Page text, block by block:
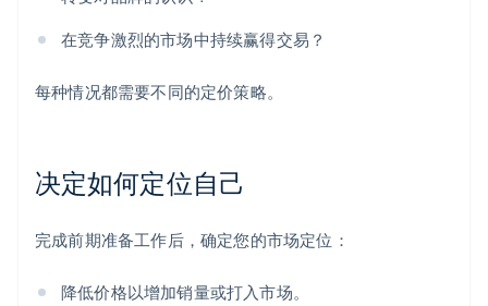
在竞争激烈的市场中持续赢得交易？
每种情况都需要不同的定价策略。
决定如何定位自己
完成前期准备工作后，确定您的市场定位：
降低价格以增加销量或打入市场。